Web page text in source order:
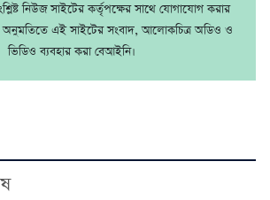
নিউজ সাইটের কর্তৃপক্ষের সাথে যোগাযোগ করার
এই সাইটের সংবাদ, আলোকচিত্র অডিও ও
ভিডিও ব্যবহার করা বেআইনি।